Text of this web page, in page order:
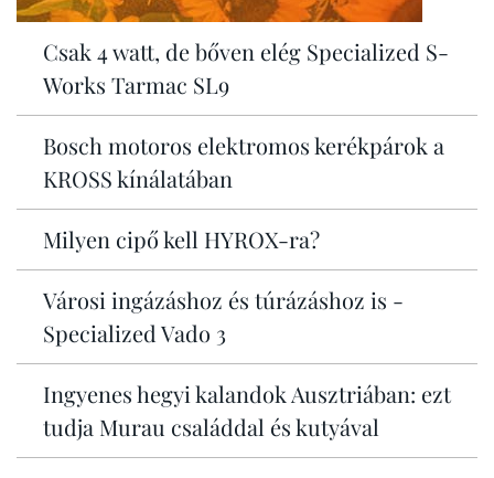
Csak 4 watt, de bőven elég Specialized S-
Works Tarmac SL9
Bosch motoros elektromos kerékpárok a
KROSS kínálatában
Milyen cipő kell HYROX-ra?
Városi ingázáshoz és túrázáshoz is -
Specialized Vado 3
Ingyenes hegyi kalandok Ausztriában: ezt
tudja Murau családdal és kutyával